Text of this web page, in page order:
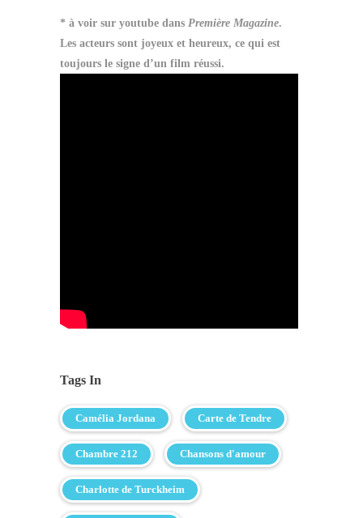
* à voir sur youtube dans Première Magazine.
Les acteurs sont joyeux et heureux, ce qui est
toujours le signe d’un film réussi.
Tags In
Camélia Jordana Carte de Tendre
Chambre 212 Chansons d'amour
Charlotte de Turckheim